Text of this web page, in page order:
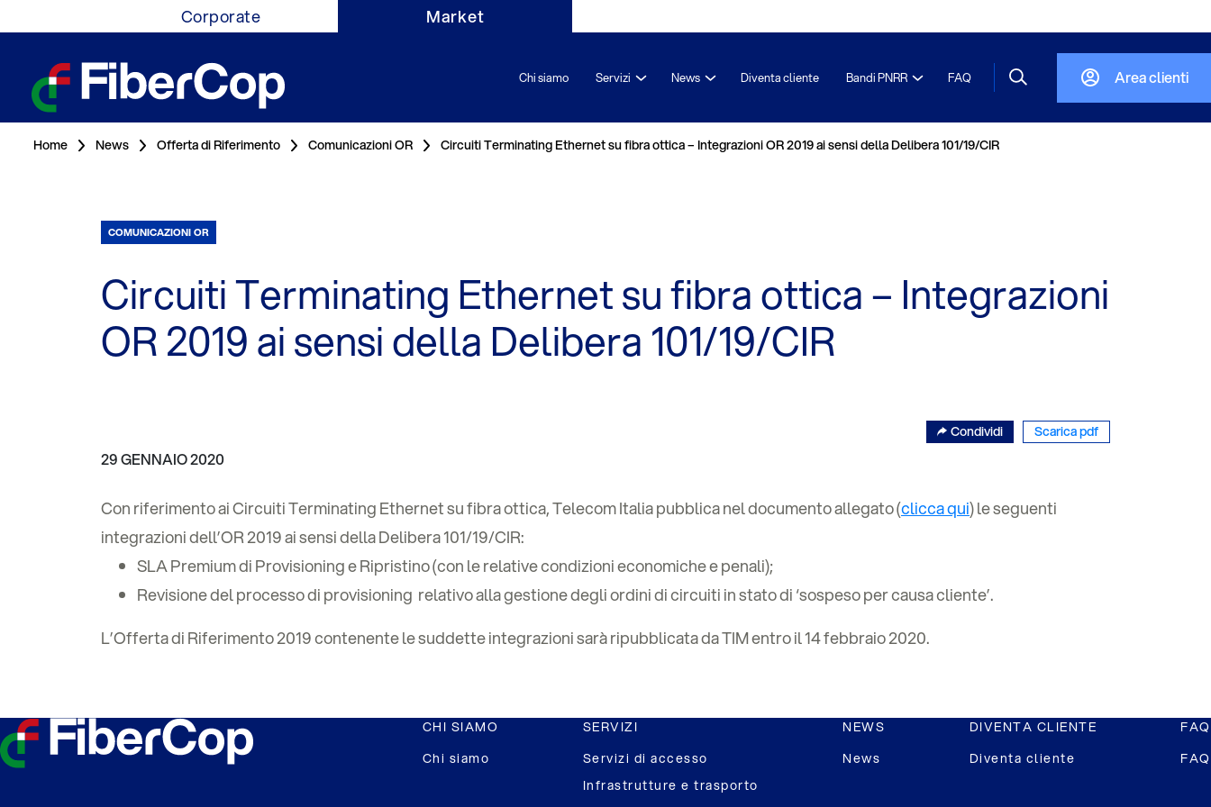
Corporate Market
Chi siamo Servizi News Diventa cliente Bandi PNRR FAQ Area clienti
Home News Offerta di Riferimento Comunicazioni OR Circuiti Terminating Ethernet su fibra ottica – Integrazioni OR 2019 ai sensi della Delibera 101/19/CIR
COMUNICAZIONI OR
Circuiti Terminating Ethernet su fibra ottica – Integrazioni
OR 2019 ai sensi della Delibera 101/19/CIR
Condividi Scarica pdf
29 GENNAIO 2020
Con riferimento ai Circuiti Terminating Ethernet su fibra ottica, Telecom Italia pubblica nel documento allegato (clicca qui) le seguenti
integrazioni dell’OR 2019 ai sensi della Delibera 101/19/CIR:
SLA Premium di Provisioning e Ripristino (con le relative condizioni economiche e penali);
Revisione del processo di provisioning relativo alla gestione degli ordini di circuiti in stato di ‘sospeso per causa cliente’.
L’Offerta di Riferimento 2019 contenente le suddette integrazioni sarà ripubblicata da TIM entro il 14 febbraio 2020.
CHI SIAMO
Chi siamo
SERVIZI
Servizi di accesso
Infrastrutture e trasporto
NEWS
News
DIVENTA CLIENTE
Diventa cliente
FAQ
FAQ